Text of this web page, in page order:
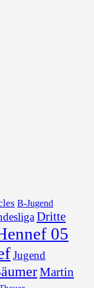
B-Jugend
Dritte
05
Jugend
Martin